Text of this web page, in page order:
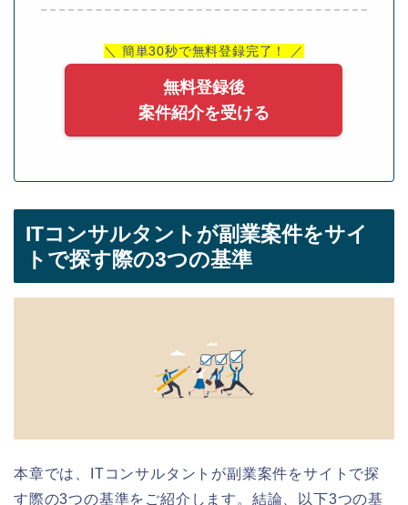
＼ 簡単30秒で無料登録完了！ ／
無料登録後
案件紹介を受ける
ITコンサルタントが副業案件をサイ
トで探す際の3つの基準
本章では、ITコンサルタントが副業案件をサイトで探
す際の3つの基準をご紹介します。結論、以下3つの基